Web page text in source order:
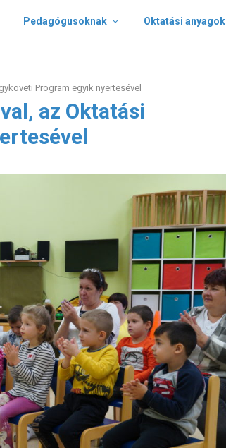
Pedagógusoknak Oktatási anyagok
Program egyik nyertesével
az Oktatási